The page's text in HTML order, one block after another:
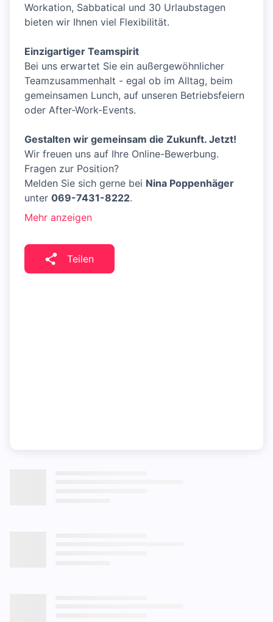
Workation, Sabbatical und 30 Urlaubstagen
bieten wir Ihnen viel Flexibilität.
Einzigartiger Teamspirit
Bei uns erwartet Sie ein außergewöhnlicher
Teamzusammenhalt - egal ob im Alltag, beim
gemeinsamen Lunch, auf unseren Betriebsfeiern
oder After-Work-Events.
Gestalten wir gemeinsam die Zukunft. Jetzt!
Wir freuen uns auf Ihre Online-Bewerbung.
Fragen zur Position?
Melden Sie sich gerne bei Nina Poppenhäger
unter 069-7431-8222.
Mehr anzeigen
Teilen